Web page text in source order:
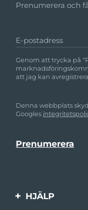
Prenumerera och
E-postadress
Genom att trycka på
att jag kan
Denna webbplats
Googles
HJÄLP